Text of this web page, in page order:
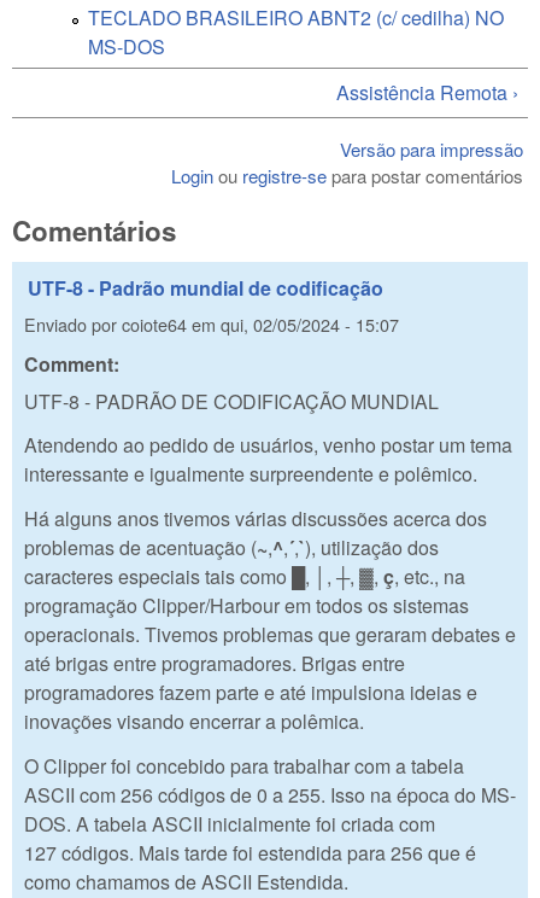
TECLADO BRASILEIRO ABNT2 (c/ cedilha) NO
MS-DOS
Assistência Remota ›
Versão para impressão
Loginou registre-separa postar comentários
Comentários
UTF-8 - Padrão mundial de codificação
Enviado porcoiote64em qui, 02/05/2024 - 15:07
Comment:
UTF-8 - PADRÃO DE CODIFICAÇÃO MUNDIAL
Atendendo ao pedido de usuários, venho postar um tema
interessante e igualmente surpreendente e polêmico.
Há alguns anos tivemos várias discussões acerca dos
problemas de acentuação (~,^,´,`), utilização dos
caracteres especiais tais como
, , ┼, ▓, ç, etc., na
programação Clipper/Harbour em todos os sistemas
operacionais. Tivemos problemas que geraram debates e
até brigas entre programadores. Brigas entre
programadores fazem parte e até impulsiona ideias e
inovações visando encerrar a polêmica.
O Clipper foi concebido para trabalhar com a tabela
ASCII com 256 códigos de 0 a 255. Isso na época do MS-
DOS. A tabela ASCII inicialmente foi criada com
127 códigos. Mais tarde foi estendida para 256 que é
como chamamos de ASCII Estendida.